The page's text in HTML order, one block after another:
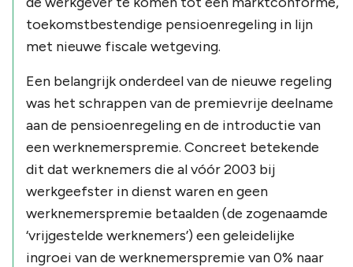
toekomstbestendige pensioenregeling in lijn
met nieuwe fiscale wetgeving.
Een belangrijk onderdeel van de nieuwe regeling
was het schrappen van de premievrije deelname
aan de pensioenregeling en de introductie van
een werknemerspremie. Concreet betekende
dit dat werknemers die al vóór 2003 bij
werkgeefster in dienst waren en geen
werknemerspremie betaalden (de zogenaamde
‘vrijgestelde werknemers’) een geleidelijke
ingroei van de werknemerspremie van 0% naar